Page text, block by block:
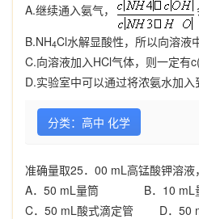
A.继续通入氨气，
B.NH4Cl水解显酸性，所以向溶液
C.向溶液加入HCl气体，则一定有c
D.实验室中可以通过将浓氨水加
分类：高中 化学
准确量取25． 00 mL高锰酸钾溶
A． 50 mL量筒 B． 10 mL
C． 50 mL酸式滴定管 D． 50